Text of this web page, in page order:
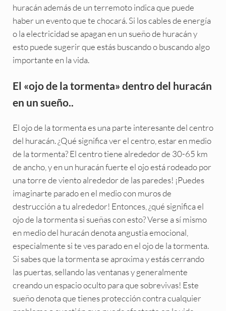
huracán además de un terremoto indica que puede
haber un evento que te chocará. Si los cables de energía
o la electricidad se apagan en un sueño de huracán y
esto puede sugerir que estás buscando o buscando algo
importante en la vida.
El «ojo de la tormenta» dentro del huracán
en un sueño..
El ojo de la tormenta es una parte interesante del centro
del huracán. ¿Qué significa ver el centro, estar en medio
de la tormenta? El centro tiene alrededor de 30-65 km
de ancho, y en un huracán fuerte el ojo está rodeado por
una torre de viento alrededor de las paredes! ¡Puedes
imaginarte parado en el medio con muros de
destrucción a tu alrededor! Entonces, ¿qué significa el
ojo de la tormenta si sueñas con esto? Verse a sí mismo
en medio del huracán denota angustia emocional,
especialmente si te ves parado en el ojo de la tormenta.
Si sabes que la tormenta se aproxima y estás cerrando
las puertas, sellando las ventanas y generalmente
creando un espacio oculto para que sobrevivas! Este
sueño denota que tienes protección contra cualquier